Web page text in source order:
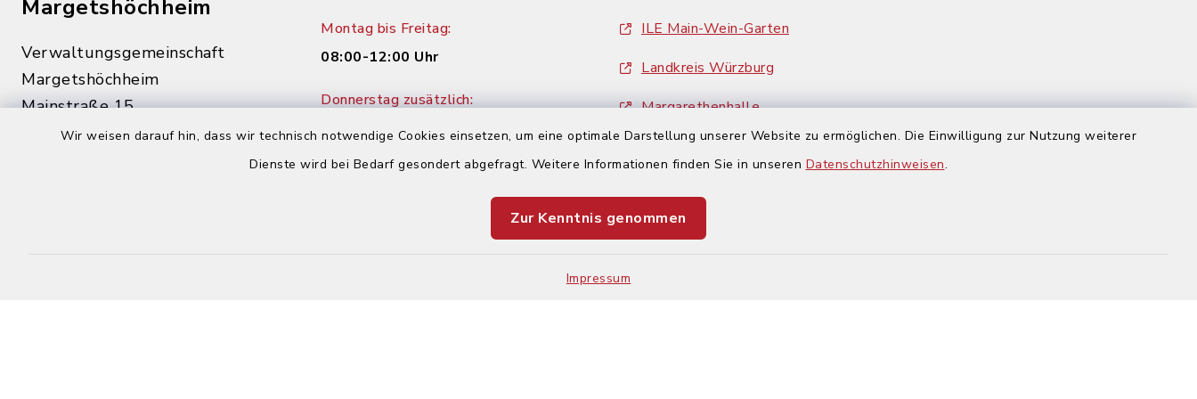
Wir weisen darauf hin, dass wir technisch notwendige Cookies einsetzen, um eine optimale Darstellung unserer Website zu ermöglichen. Die Einwilligung zur Nutzung weiterer
Dienste wird bei Bedarf gesondert abgefragt. Weitere Informationen finden Sie in unseren Datenschutzhinweisen.
Zur Kenntnis genommen
Impressum
Margetshöchheim
Verwaltungsgemeinschaft
Margetshöchheim
Mainstraße 15
97276 Margetshöchheim
buergerbuero@margetshoechheim.de
Montag bis Freitag:
08:00-12:00 Uhr
Donnerstag zusätzlich:
14:00-18:00 Uhr
ILE Main-Wein-Garten
Landkreis Würzburg
Margarethenhalle
ZweiUferLand Tourismus